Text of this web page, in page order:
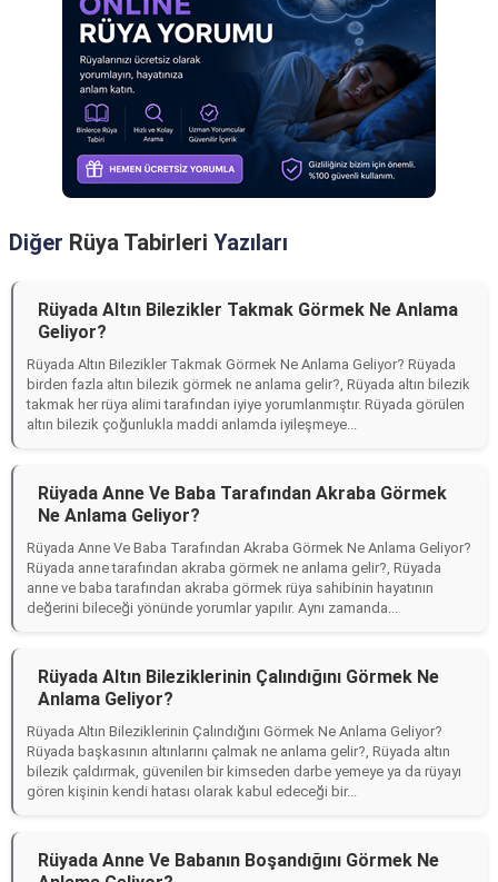
Diğer Rüya Tabirleri Yazıları
Rüyada Altın Bilezikler Takmak Görmek Ne Anlama
Geliyor?
Rüyada Altın Bilezikler Takmak Görmek Ne Anlama Geliyor? Rüyada
birden fazla altın bilezik görmek ne anlama gelir?, Rüyada altın bilezik
takmak her rüya alimi tarafından iyiye yorumlanmıştır. Rüyada görülen
altın bilezik çoğunlukla maddi anlamda iyileşmeye...
Rüyada Anne Ve Baba Tarafından Akraba Görmek
Ne Anlama Geliyor?
Rüyada Anne Ve Baba Tarafından Akraba Görmek Ne Anlama Geliyor?
Rüyada anne tarafından akraba görmek ne anlama gelir?, Rüyada
anne ve baba tarafından akraba görmek rüya sahibinin hayatının
değerini bileceği yönünde yorumlar yapılır. Aynı zamanda...
Rüyada Altın Bileziklerinin Çalındığını Görmek Ne
Anlama Geliyor?
Rüyada Altın Bileziklerinin Çalındığını Görmek Ne Anlama Geliyor?
Rüyada başkasının altınlarını çalmak ne anlama gelir?, Rüyada altın
bilezik çaldırmak, güvenilen bir kimseden darbe yemeye ya da rüyayı
gören kişinin kendi hatası olarak kabul edeceği bir...
Rüyada Anne Ve Babanın Boşandığını Görmek Ne